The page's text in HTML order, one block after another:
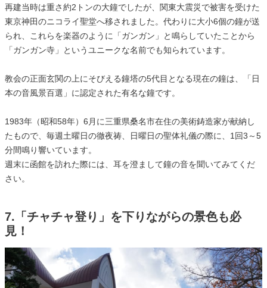
再建当時は重さ約2トンの大鐘でしたが、関東大震災で被害を受けた
東京神田のニコライ聖堂へ移されました。代わりに大小6個の鐘が送
られ、これらを楽器のように「ガンガン」と鳴らしていたことから
「ガンガン寺」というユニークな名前でも知られています。
教会の正面玄関の上にそびえる鐘塔の5代目となる現在の鐘は、「日
本の音風景百選」に認定された有名な鐘です。
1983年（昭和58年）6月に三重県桑名市在住の美術鋳造家が献納し
たもので、毎週土曜日の徹夜祷、日曜日の聖体礼儀の際に、1回3～5
分間鳴り響いています。
週末に函館を訪れた際には、耳を澄まして鐘の音を聞いてみてくだ
さい。
7.「チャチャ登り」を下りながらの景色も必
見！